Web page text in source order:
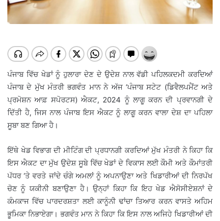
ਪੰਜਾਬ ਵਿੱਚ ਖੇਡਾਂ ਨੂੰ ਹੁਲਾਰਾ ਦੇਣ ਦੇ ਉਦੇਸ਼ ਨਾਲ ਵੱਡੀ ਪਹਿਲਕਦਮੀ ਕਰਦਿਆਂ
ਪੰਜਾਬ ਦੇ ਮੁੱਖ ਮੰਤਰੀ ਭਗਵੰਤ ਮਾਨ ਨੇ ਅੱਜ ‘ਪੰਜਾਬ ਸਟੇਟ (ਡਿਵੈਲਪਮੈਂਟ ਅਤੇ
ਪ੍ਰਮੋਸ਼ਨ ਆਫ਼ ਸਪੋਰਟਸ) ਐਕਟ, 2024 ਨੂੰ ਲਾਗੂ ਕਰਨ ਦੀ ਪ੍ਰਵਾਨਗੀ ਦੇ
ਦਿੱਤੀ ਹੈ, ਜਿਸ ਨਾਲ ਪੰਜਾਬ ਇਸ ਐਕਟ ਨੂੰ ਲਾਗੂ ਕਰਨ ਵਾਲਾ ਦੇਸ਼ ਦਾ ਪਹਿਲਾ
ਸੂਬਾ ਬਣ ਗਿਆ ਹੈ।
ਇੱਥੇ ਖੇਡ ਵਿਭਾਗ ਦੀ ਮੀਟਿੰਗ ਦੀ ਪ੍ਰਧਾਨਗੀ ਕਰਦਿਆਂ ਮੁੱਖ ਮੰਤਰੀ ਨੇ ਕਿਹਾ ਕਿ
ਇਸ ਐਕਟ ਦਾ ਮੁੱਖ ਉਦੇਸ਼ ਸੂਬੇ ਵਿੱਚ ਖੇਡਾਂ ਦੇ ਵਿਕਾਸ ਲਈ ਕੌਮੀ ਅਤੇ ਕੌਮਾਂਤਰੀ
ਪੱਧਰ ‘ਤੇ ਵਰਤੇ ਜਾਂਦੇ ਚੰਗੇ ਅਮਲਾਂ ਨੂੰ ਅਪਨਾਉਣਾ ਅਤੇ ਖਿਡਾਰੀਆਂ ਦੀ ਨਿਰਪੱਖ
ਚੋਣ ਨੂੰ ਯਕੀਨੀ ਬਣਾਉਣਾ ਹੈ। ਉਨ੍ਹਾਂ ਕਿਹਾ ਕਿ ਇਹ ਖੇਡ ਐਸੋਸੀਏਸ਼ਨਾਂ ਦੇ
ਕੰਮਕਾਜ ਵਿੱਚ ਪਾਰਦਰਸ਼ਤਾ ਲਈ ਕਾਨੂੰਨੀ ਢਾਂਚਾ ਤਿਆਰ ਕਰਨ ਵਾਸਤੇ ਅਹਿਮ
ਭੂਮਿਕਾ ਨਿਭਾਏਗਾ। ਭਗਵੰਤ ਮਾਨ ਨੇ ਕਿਹਾ ਕਿ ਇਸ ਨਾਲ ਅਜਿਹੇ ਖਿਡਾਰੀਆਂ ਦੀ